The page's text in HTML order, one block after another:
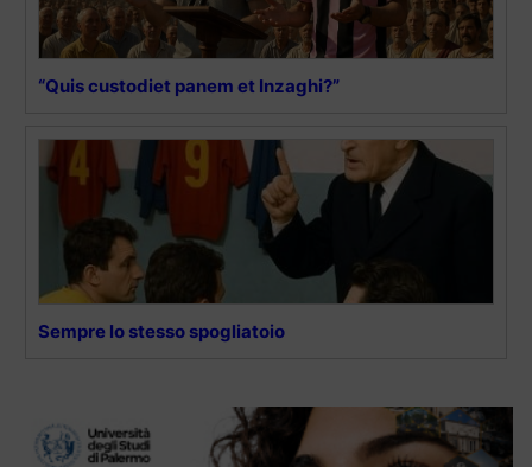
“Quis custodiet panem et Inzaghi?”
Sempre lo stesso spogliatoio